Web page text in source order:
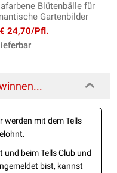
Blütenbälle für
Gartenbilder
24,70/Pfl.
werden mit dem Tells
und beim Tells Club und
bist, kannst